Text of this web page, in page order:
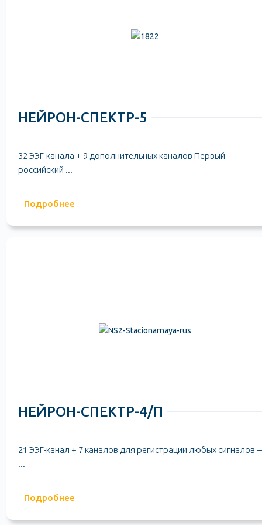
НЕЙРОН-СПЕКТР-5
32 ЭЭГ-канала + 9 дополнительных каналов Первый
российский ...
Подробнее
НЕЙРОН-СПЕКТР-4/П
21 ЭЭГ-канал + 7 каналов для регистрации любых сигналов
...
Подробнее